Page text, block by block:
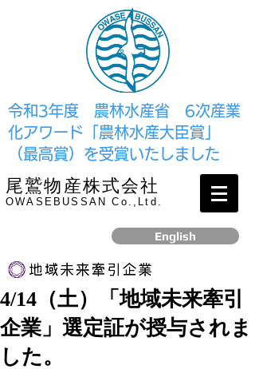
​令和3年度 農林水産省 6次産業
化アワード「農林水産大臣賞」
（最高賞）を受賞いたしました
尾鷲物産株式会社
OWASEBUSSAN Co.,Ltd.
English
リンク
​2017年12月、経済産業省より認定されました
4/14（土）「地域未来牽引
企業」選定証が授与されま
した。